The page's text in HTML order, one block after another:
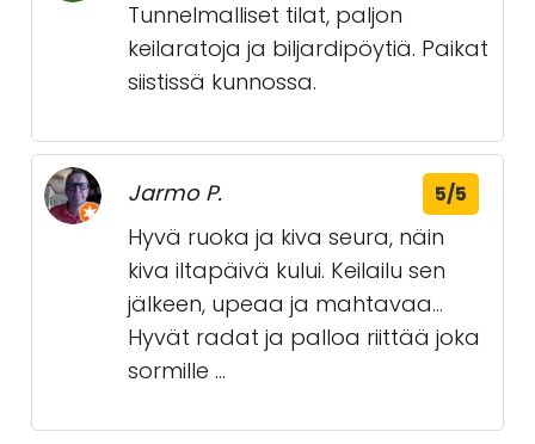
Tunnelmalliset tilat, paljon
keilaratoja ja biljardipöytiä. Paikat
siistissä kunnossa.
Jarmo P. 5/5
Hyvä ruoka ja kiva seura, näin
kiva iltapäivä kului. Keilailu sen
jälkeen, upeaa ja mahtavaa...
Hyvät radat ja palloa riittää joka
sormille ...